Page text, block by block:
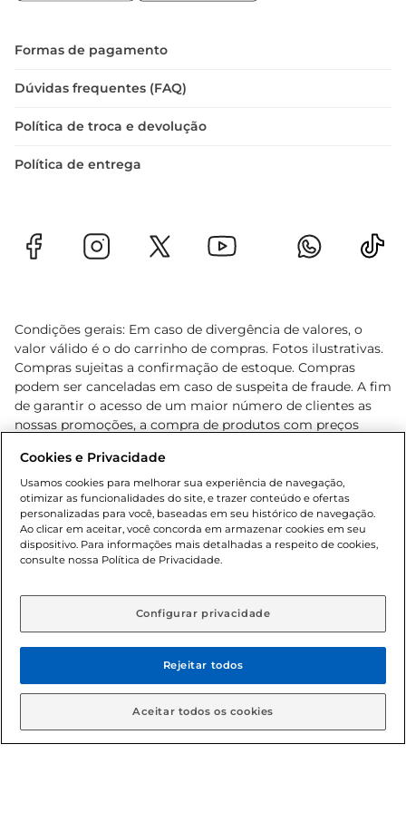
Formas de pagamento
Dúvidas frequentes (FAQ)
Política de troca e devolução
Política de entrega
Condições gerais: Em caso de divergência de valores, o
valor válido é o do carrinho de compras. Fotos ilustrativas.
Compras sujeitas a confirmação de estoque. Compras
podem ser canceladas em caso de suspeita de fraude. A fim
de garantir o acesso de um maior número de clientes as
nossas promoções, a compra de produtos com preços
cliente. Os preços, ofertas e condições são exclusivos para
o e-commerce e válidos durante o dia de hoje, podendo
sofrer alterações sem prévia notificação. Proibida a venda
de bebidas alcoólicas para menores de 18 anos, conforme
Lei n.º 8069/90, art. 81, inciso II (Estatuto da Criança e do
Adolescente). Preços e condições exclusivos para o
aviso prévio. O valor mínimo para as compras on-line é de
© 2026 Copyright. Todos os direitos
reservados Gbarbosa.
Cookies e Privacidade
Usamos cookies para melhorar sua experiência de navegação,
otimizar as funcionalidades do site, e trazer conteúdo e ofertas
personalizadas para você, baseadas em seu histórico de navegação.
Ao clicar em aceitar, você concorda em armazenar cookies em seu
dispositivo. Para informações mais detalhadas a respeito de cookies,
consulte nossa Política de Privacidade.
Configurar privacidade
Rejeitar todos
Aceitar todos os cookies